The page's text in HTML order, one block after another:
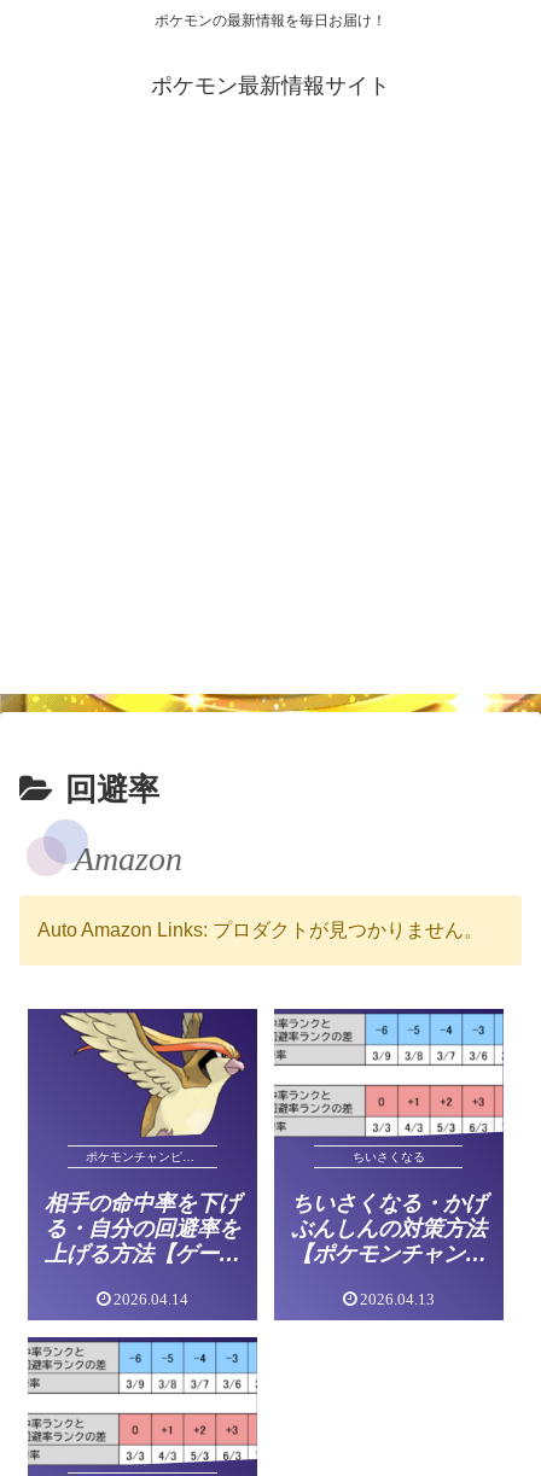
ポケモンの最新情報を毎日お届け！
ポケモン最新情報サイト
回避率
Amazon
Auto Amazon Links: プロダクトが見つかりません。
相手の命中率を下げ
る・自分の回避率を
上げる方法【ゲーム
2026.04.14
ちいさくなる
ちいさくなる・かげ
ぶんしんの対策方法
【ポケモンチャンピ
2026.04.13